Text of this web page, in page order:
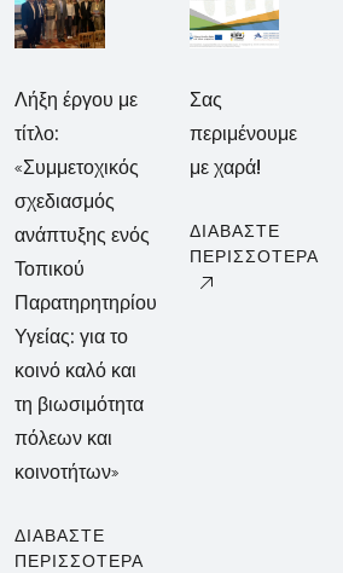
Λήξη έργου με
τίτλο:
«Συμμετοχικός
σχεδιασμός
ανάπτυξης ενός
Τοπικού
Παρατηρητηρίου
Υγείας: για το
κοινό καλό και
τη βιωσιμότητα
πόλεων και
κοινοτήτων»
ΔΙΑΒΑΣΤΕ
ΠΕΡΙΣΣΟΤΕΡΑ
Σας
περιμένουμε
με χαρά!
ΔΙΑΒΑΣΤΕ
ΠΕΡΙΣΣΟΤΕΡΑ